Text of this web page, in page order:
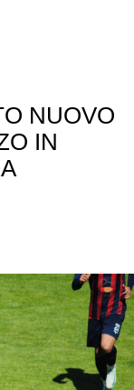
NUOVO
IN